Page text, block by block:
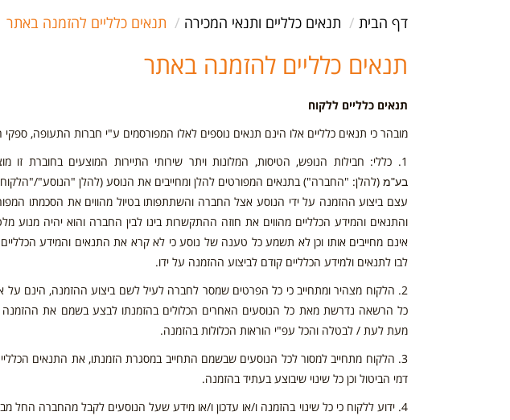
דף הבית תנאים כלליים ותנאי המכירה תנאים כלליים להזמנה באתר
תנאים כלליים להזמנה באתר
תנאים כלליים ללקוח
מובהר כי תנאים כלליים אלו הינם תנאים נוספים לאלו המפורסמים ע"י חברות התעופה,
1. כללי: חבילות הנופש, הטיסות, המלונות ויתר שירותי התיירות המוצעים בחוברת זו מוצעים ע"י חב'
בע"מ (להלן: "החברה") בתנאים המפורטים להלן ומחייבים את הנוסע (להלן "הנוסע"/
עצם ביצוע ההזמנה על ידי הנוסע אצל החברה והשתתפותו בטיול מהווים את הסכמתו
והתנאים והמידע הכלליים מהווים את חוזה ההתקשרות בינו לבין החברה והוא יהיה מנוע
אינם מחייבים אותו וכן לא תשמע כל טענה של נוסע כי לא קרא את התנאים והמידע
לבו לתנאים ולמידע הכלליים קודם לביצוע ההזמנה על ידו.
2. הלקוח מצהיר ומתחייב כי כל הפרטים שמסר לחברה לעיל לשם ביצוע ההזמנה, הינם על
כל הרשאה נדרשת מאת כל הנוסעים האחרים הכלולים בהזמנתו לבצע בשמם את ההזמנה
מעת לעת / לבטלה והכל עפ"י הוראות הכלולות בהזמנה.
3. הלקוח מתחייב למסור לכל הנוסעים שבשמם התחייב במסגרת הזמנתו, את התנאים
דמי הביטול וכן כל שינוי שיבוצע בעתיד בהזמנה.
4. ידוע ללקוח כי כל שינוי בהזמנה ו/או עדכון ו/או מידע שעל הנוסעים לקבל מהחברה החל